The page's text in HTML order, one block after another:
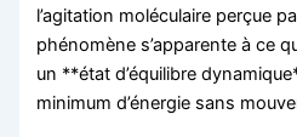
l’agitation moléculaire perçue
phénomène s’apparente à ce
un **état d’équilibre
minimum d’énergie sans